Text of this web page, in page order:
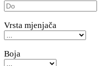
Vrsta mjenjača
Boja